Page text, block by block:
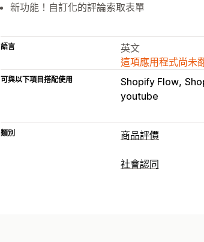
新功能！自訂化的評論索取表單
語言
英文
這項應用程式尚未
可與以下項目搭配使用 Shopify Flow
youtube
類別 商品評價
顯示選項
社會認同